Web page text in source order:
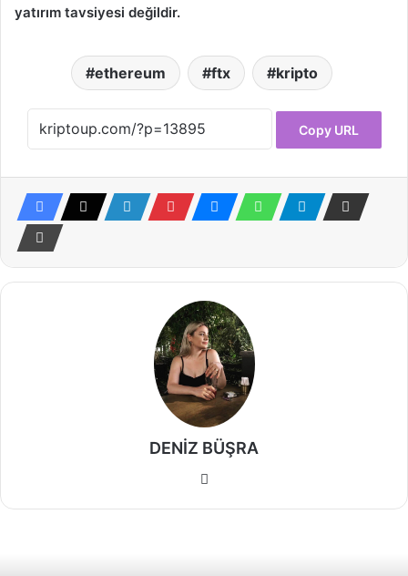
yatırım tavsiyesi değildir.
ethereum ftx kripto
Copy URL
DENİZ BÜŞRA